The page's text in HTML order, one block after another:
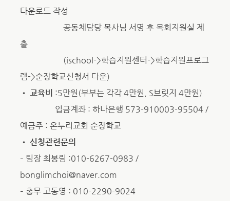
다운로드 작성
공동체담당 목사님 서명 후 목회지원실 제
출
(ischool->학습지원센터->학습지원프로그
램->순장학교신청서 다운)
• 교육비 :5만원(부부는 각각 4만원, S브릿지 4만원)
입금계좌 : 하나은행 573-910003-95504 /
예금주 : 온누리교회 순장학교
• 신청관련문의
– 팀장 최봉림 :010-6267-0983 /
bonglimchoi@naver.com
– 총무 고동영 : 010-2290-9024